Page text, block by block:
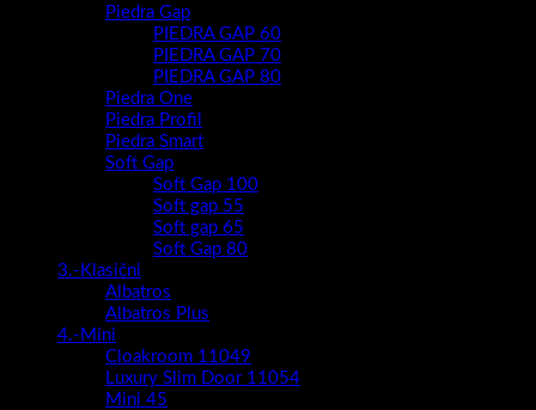
Piedra Gap
PIEDRA GAP 60
PIEDRA GAP 70
PIEDRA GAP 80
Piedra One
Piedra Profil
Piedra Smart
Soft Gap
Soft Gap 100
Soft gap 55
Soft gap 65
Soft Gap 80
3.-Klasični
Albatros
Albatros Plus
4.-Mini
Cloakroom 11049
Luxury Slim Door 11054
Mini 45